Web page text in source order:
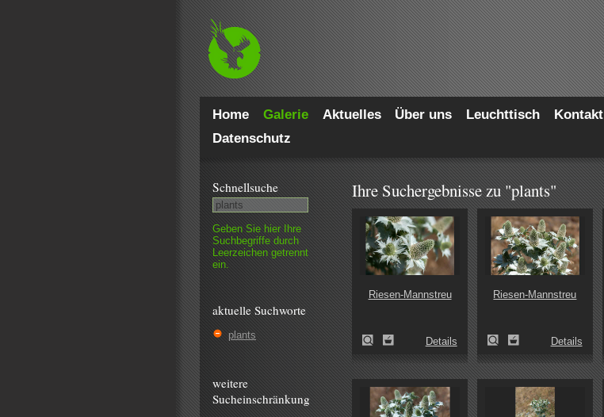
Home Galerie Aktuelles Über uns Leuchttisch Kontakt
Datenschutz
Schnell­suche
Geben Sie hier Ihre
Such­begriffe durch
Leer­zeichen getrennt
ein.
aktuelle Suchworte
plants
weitere
Sucheinschränkung
Ihre Suchergebnisse zu "plants"
Riesen-Mannstreu
Details
Riesen-Mannstreu
Details